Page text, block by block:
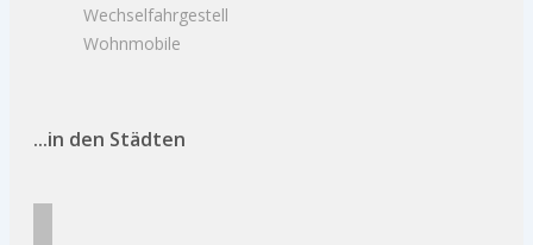
Wechselfahrgestell
Wohnmobile
...in den Städten